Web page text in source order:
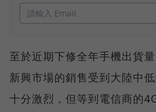
至於近期下修全年手機出貨
新興市場的銷售受到大陸中
十分激烈，但等到電信商的